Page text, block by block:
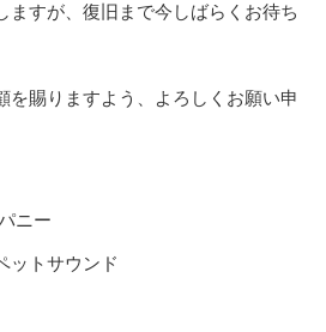
ますが、復旧まで今しばらくお待ち
を賜りますよう、よろしくお願い申
ニー
ットサウンド